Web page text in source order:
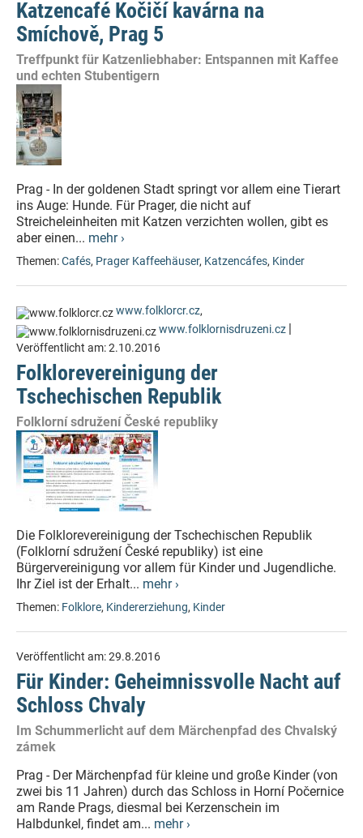
Katzencafé Kočičí kavárna na
Smíchově, Prag 5
Treffpunkt für Katzenliebhaber: Entspannen mit Kaffee
und echten Stubentigern
Prag - In der goldenen Stadt springt vor allem eine Tierart
ins Auge: Hunde. Für Prager, die nicht auf
Streicheleinheiten mit Katzen verzichten wollen, gibt es
aber einen... mehr ›
Themen:Cafés, Prager Kaffeehäuser, Katzencáfes, Kinder
www.folklorcr.cz,
www.folklornisdruzeni.cz |
Veröffentlicht am:2.10.2016
Folklorevereinigung der
Tschechischen Republik
Folklorní sdružení České republiky
Die Folklorevereinigung der Tschechischen Republik
(Folklorní sdružení České republiky) ist eine
Bürgervereinigung vor allem für Kinder und Jugendliche.
Ihr Ziel ist der Erhalt... mehr ›
Themen: Folklore, Kindererziehung, Kinder
Veröffentlicht am:29.8.2016
Für Kinder: Geheimnissvolle Nacht auf
Schloss Chvaly
Im Schummerlicht auf dem Märchenpfad des Chvalský
zámek
Prag - Der Märchenpfad für kleine und große Kinder (von
zwei bis 11 Jahren) durch das Schloss in Horní Počernice
am Rande Prags, diesmal bei Kerzenschein im
Halbdunkel, findet am... mehr ›